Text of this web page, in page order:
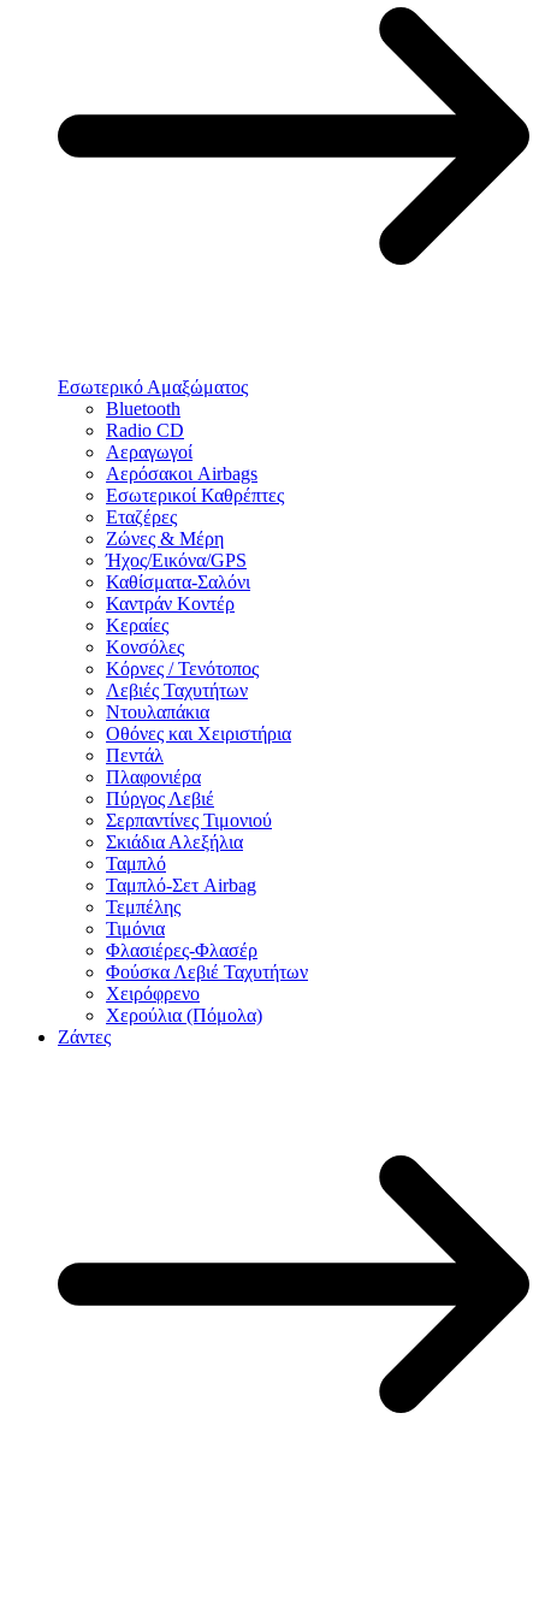
Εσωτερικό Αμαξώματος
Bluetooth
Radio CD
Αεραγωγοί
Αερόσακοι Airbags
Εσωτερικοί Καθρέπτες
Εταζέρες
Ζώνες & Μέρη
Ήχος/Εικόνα/GPS
Καθίσματα-Σαλόνι
Καντράν Κοντέρ
Κεραίες
Κονσόλες
Κόρνες / Τενότοπος
Λεβιές Ταχυτήτων
Ντουλαπάκια
Οθόνες και Χειριστήρια
Πεντάλ
Πλαφονιέρα
Πύργος Λεβιέ
Σερπαντίνες Τιμονιού
Σκιάδια Αλεξήλια
Ταμπλό
Ταμπλό-Σετ Airbag
Τεμπέλης
Τιμόνια
Φλασιέρες-Φλασέρ
Φούσκα Λεβιέ Ταχυτήτων
Χειρόφρενο
Χερούλια (Πόμολα)
Ζάντες